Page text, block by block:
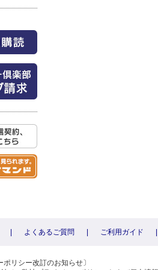
よくあるご質問 ご利用ガイド
ポリシー改訂のお知らせ〕